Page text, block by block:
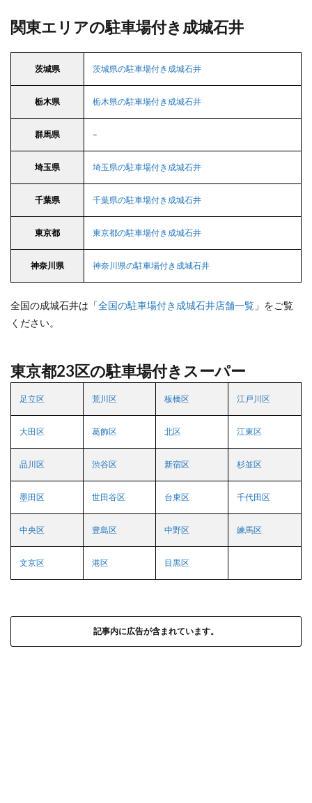
関東エリアの駐車場付き成城石井
茨城県 茨城県の駐車場付き成城石井
栃木県 栃木県の駐車場付き成城石井
群馬県 –
埼玉県 埼玉県の駐車場付き成城石井
千葉県 千葉県の駐車場付き成城石井
東京都 東京都の駐車場付き成城石井
神奈川県 神奈川県の駐車場付き成城石井
全国の成城石井は「全国の駐車場付き成城石井店舗一覧 」をご覧
ください。
東京都23区の駐車場付きスーパー
足立区 荒川区 板橋区 江戸川区
大田区 葛飾区 北区 江東区
品川区 渋谷区 新宿区 杉並区
墨田区 世田谷区 台東区 千代田区
中央区 豊島区 中野区 練馬区
文京区 港区 目黒区
記事内に広告が含まれています。